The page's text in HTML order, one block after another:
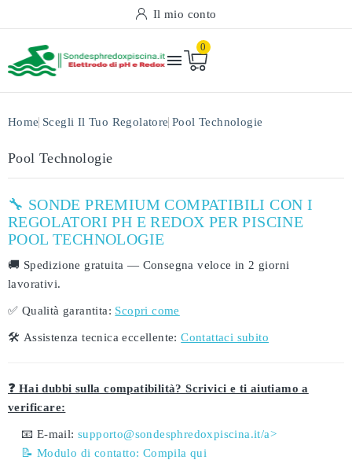
Il mio conto

0
Home Scegli Il Tuo Regolatore Pool Technologie
Pool Technologie
🔧 SONDE PREMIUM COMPATIBILI CON I
REGOLATORI PH E REDOX PER PISCINE
POOL TECHNOLOGIE
🚚 Spedizione gratuita — Consegna veloce in 2 giorni
lavorativi.
✅ Qualità garantita: Scopri come
🛠️ Assistenza tecnica eccellente: Contattaci subito
❓ Hai dubbi sulla compatibilità? Scrivici e ti aiutiamo a
verificare:
📧 E-mail:supporto@sondesphredoxpiscina.it/a>
📝 Modulo di contatto: Compila qui